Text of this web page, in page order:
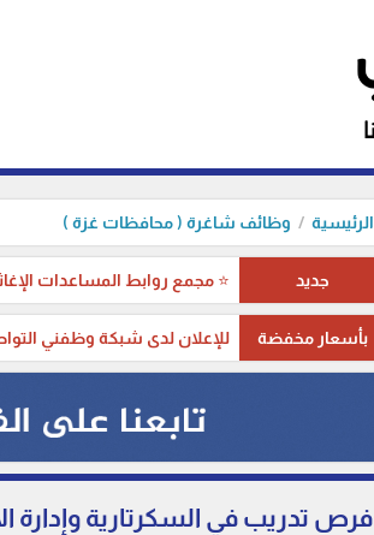
الرئيسية وظائف شاغرة ( محافظات غزة )
جديد ⭐ مجمع روابط المساعدات
بأسعار مخفضة للإعلان لدى شبكة وظفني التواصل على